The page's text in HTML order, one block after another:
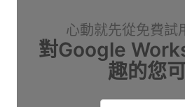
心動就先從免費試
對Google
趣的您